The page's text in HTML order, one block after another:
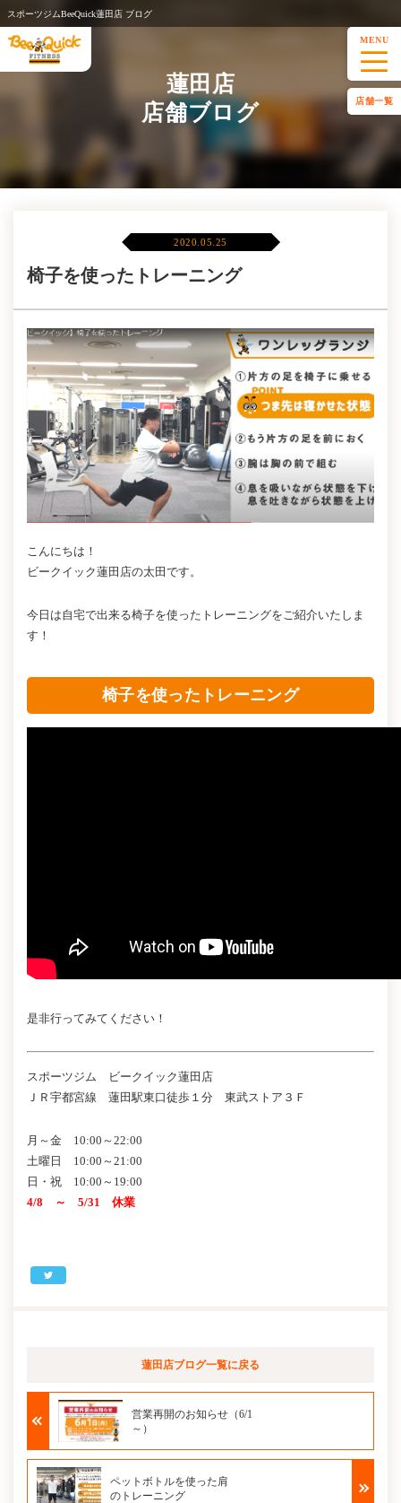
スポーツジムBeeQuick蓮田店 ブログ
MENU
店舗一覧
蓮田店
店舗ブログ
2020.05.25
椅子を使ったトレーニング
こんにちは！
ビークイック蓮田店の太田です。
今日は自宅で出来る椅子を使ったトレーニングをご紹介いたしま
す！
椅子を使ったトレーニング
是非行ってみてください！
スポーツジム ビークイック蓮田店
ＪＲ宇都宮線 蓮田駅東口徒歩１分 東武ストア３Ｆ
月～金 10:00～22:00
土曜日 10:00～21:00
日・祝 10:00～19:00
4/8 ～ 5/31 休業
蓮田店ブログ一覧に戻る
営業再開のお知らせ（6/1
～）
ペットボトルを使った肩
のトレーニング